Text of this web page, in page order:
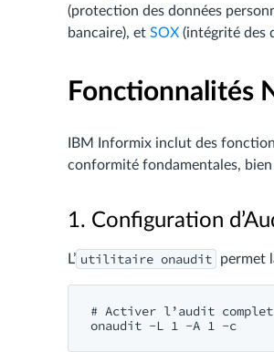
(protection des données
bancaire), et SOX (intégrité des
Fonctionnalités
IBM Informix inclut des
conformité fondamentales,
1. Configuration
L’ utilitaire onaudit permet
# Activer l’audit complet